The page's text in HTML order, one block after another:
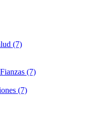
(7)
(7)
(7)